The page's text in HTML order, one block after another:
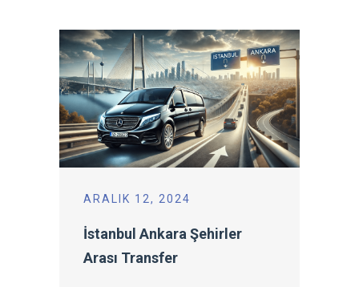
ARALIK 12, 2024
İstanbul Ankara Şehirler
Arası Transfer